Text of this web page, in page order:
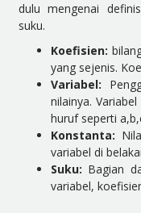
dulu mengenai
suku.
Koefisien:
yang sejenis.
Variabel:
nilainya.
huruf seperti
Konstanta:
variabel di
Suku: Bagian
variabel,